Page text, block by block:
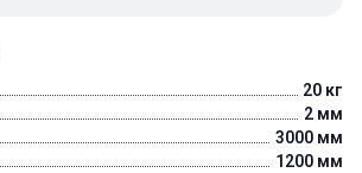
20 кг
2 мм
3000 мм
1200 мм